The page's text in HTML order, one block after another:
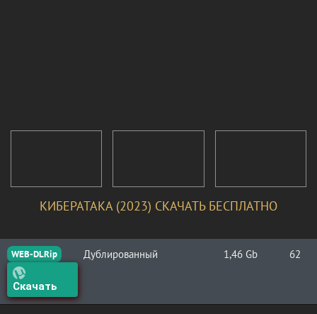
КИБЕРАТАКА (2023) СКАЧАТЬ БЕСПЛАТНО
WEB-DLRip Дублированный 1,46 Gb 62
Скачать